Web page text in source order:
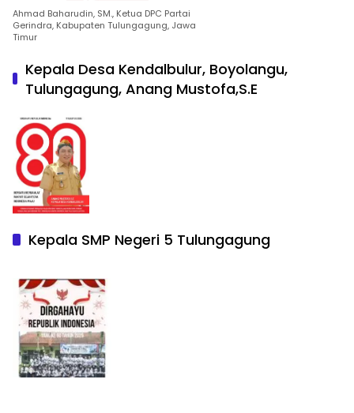
Ahmad Baharudin, SM., Ketua DPC Partai
Gerindra, Kabupaten Tulungagung, Jawa
Timur
Kepala Desa Kendalbulur, Boyolangu,
Tulungagung, Anang Mustofa,S.E
Kepala SMP Negeri 5 Tulungagung